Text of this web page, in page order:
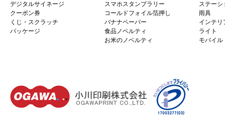
デジタルサイネージ
クーポン券
くじ・スクラッチ
パッケージ
スマホスタンプラリー
コールドフォイル箔押し
バナナペーパー
食品ノベルティ
お米のノベルティ
ステーシ
雨具
インテリ
ライト
モバイル